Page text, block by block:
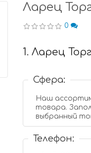
Ларец
0
1. Ларец
Сфера:
Наш
товара.
выбранный
Телефон: